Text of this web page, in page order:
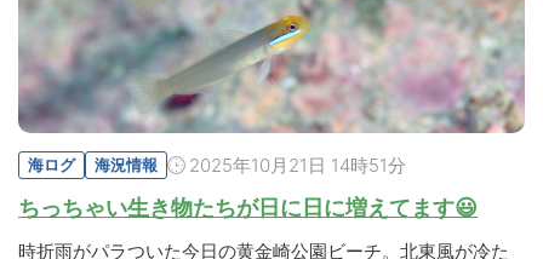
海ログ 海況情報 2025年10月21日 14時51分
ちっちゃい生き物たちが日に日に増えてます😃
時折雨がパラついた今日の黄金崎公園ビーチ。北東風が冷た